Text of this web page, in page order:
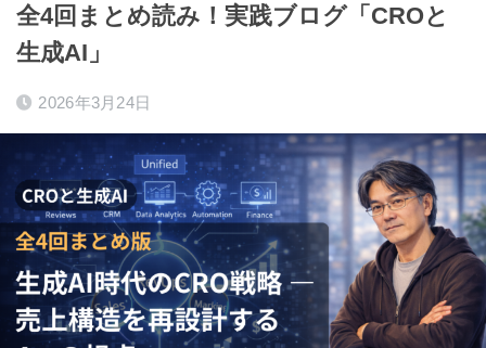
全4回まとめ読み！実践ブログ「CROと
生成AI」
2026年3月24日